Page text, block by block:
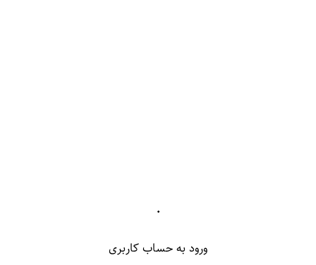
۰
ورود به حساب کاربری